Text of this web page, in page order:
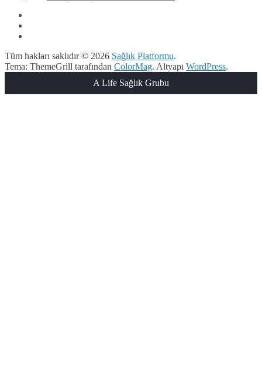
Tüm hakları saklıdır © 2026 Sağlık Platformu.
Tema: ThemeGrill tarafından ColorMag. Altyapı WordPress.
A Life Sağlık Grubu